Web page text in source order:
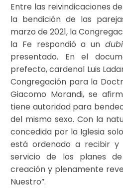
Entre las reivindicaciones
la bendición de las
marzo de 2021, la
la Fe respondió a un
presentado. En el
prefecto, cardenal Luis
Congregación para la
Giacomo Morandi, se
tiene autoridad para
del mismo sexo. Con la
concedida por la Iglesia
está ordenado a recibir y
servicio de los planes
creación y plenamente
Nuestro”.